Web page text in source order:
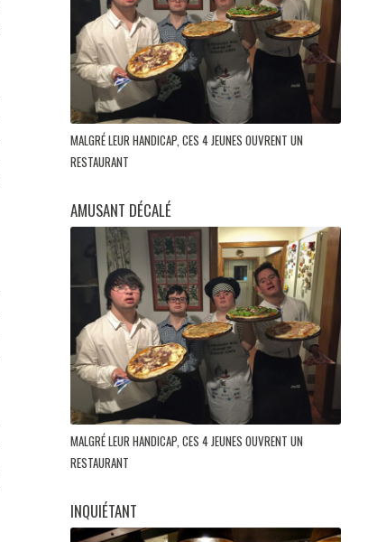
MALGRÉ LEUR HANDICAP, CES 4 JEUNES OUVRENT UN
RESTAURANT
AMUSANT DÉCALÉ
MALGRÉ LEUR HANDICAP, CES 4 JEUNES OUVRENT UN
RESTAURANT
INQUIÉTANT